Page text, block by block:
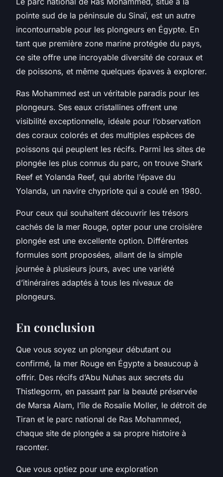
pointe sud de la péninsule du Sinaï, est un autre
incontournable pour les plongeurs en Égypte. En
tant que première zone marine protégée du pays,
ce site offre une incroyable diversité de coraux et
de poissons, et même quelques épaves à explorer.
Ras Mohammed est un véritable paradis pour les
plongeurs. Ses eaux cristallines offrent une
visibilité exceptionnelle, idéale pour l’observation
des coraux colorés et des multiples espèces de
poissons qui peuplent les récifs. Parmi les sites de
plongée les plus connus du parc, on trouve Shark
Reef et Yolanda Reef, qui abrite l’épave du
Yolanda, un navire chypriote qui a coulé en 1980.
Pour ceux qui souhaitent découvrir les trésors
cachés de la mer Rouge, opter pour une croisière
plongée est une excellente option. Différentes
formules sont proposées, allant de la simple
journée à plusieurs jours, avec une variété
d’itinéraires adaptés à tous les niveaux de
plongeurs.
En conclusion
Que vous soyez un plongeur débutant ou
confirmé, la mer Rouge en Égypte a beaucoup à
offrir. Des récifs d’Abu Nuhas aux secrets du
Thistlegorm, en passant par la beauté préservée
de Marsa Alam, l’île de Rosalie Moller, le détroit de
Tiran et le parc national de Ras Mohammed,
chaque site de plongée a sa propre histoire à
raconter.
Que vous optiez pour une exploration